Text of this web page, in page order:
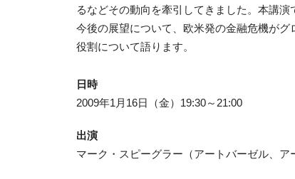
るなどその動向を牽引してきました。本講
今後の展望について、欧米発の金融危機が
役割について語ります。
日時
2009年1月16日（金）19:30～21:00
出演
マーク・スピーグラー（アートバーゼル、ア